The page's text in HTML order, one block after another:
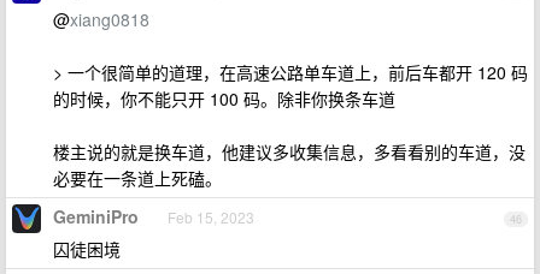
@xiang0818
> 一个很简单的道理，在高速公路单车道上，前后车都开 120 码
的时候，你不能只开 100 码。除非你换条车道
楼主说的就是换车道，他建议多收集信息，多看看别的车道，没
必要在一条道上死磕。
46
GeminiPro Feb 15, 2023
囚徒困境